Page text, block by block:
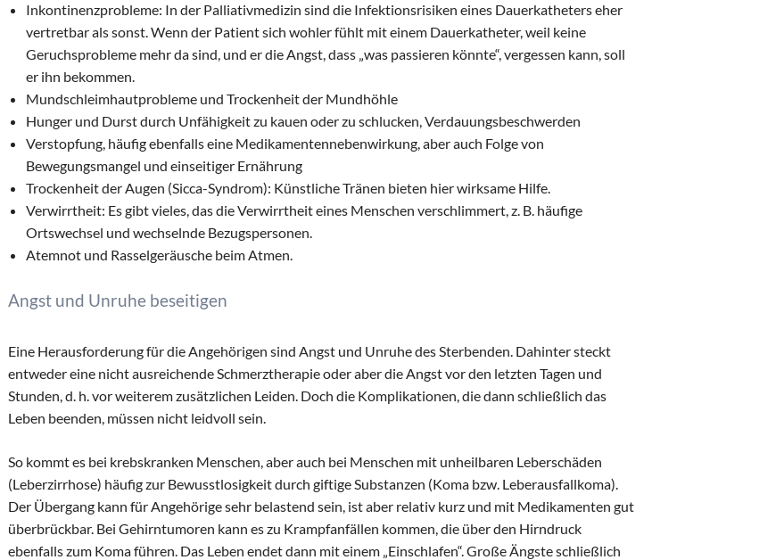
Inkontinenzprobleme: In der Palliativmedizin sind die Infektionsrisiken eines Dauerkatheters eher
vertretbar als sonst. Wenn der Patient sich wohler fühlt mit einem Dauerkatheter, weil keine
Geruchsprobleme mehr da sind, und er die Angst, dass „was passieren könnte“, vergessen kann, soll
er ihn bekommen.
Mundschleimhautprobleme und Trockenheit der Mundhöhle
Hunger und Durst durch Unfähigkeit zu kauen oder zu schlucken, Verdauungsbeschwerden
Verstopfung, häufig ebenfalls eine Medikamentennebenwirkung, aber auch Folge von
Bewegungsmangel und einseitiger Ernährung
Trockenheit der Augen (Sicca-Syndrom): Künstliche Tränen bieten hier wirksame Hilfe.
Verwirrtheit: Es gibt vieles, das die Verwirrtheit eines Menschen verschlimmert, z. B. häufige
Ortswechsel und wechselnde Bezugspersonen.
Atemnot und Rasselgeräusche beim Atmen.
Angst und Unruhe beseitigen
Eine Herausforderung für die Angehörigen sind Angst und Unruhe des Sterbenden. Dahinter steckt
entweder eine nicht ausreichende Schmerztherapie oder aber die Angst vor den letzten Tagen und
Stunden, d. h. vor weiterem zusätzlichen Leiden. Doch die Komplikationen, die dann schließlich das
Leben beenden, müssen nicht leidvoll sein.
So kommt es bei krebskranken Menschen, aber auch bei Menschen mit unheilbaren Leberschäden
(Leberzirrhose) häufig zur Bewusstlosigkeit durch giftige Substanzen (Koma bzw. Leberausfallkoma).
Der Übergang kann für Angehörige sehr belastend sein, ist aber relativ kurz und mit Medikamenten gut
überbrückbar. Bei Gehirntumoren kann es zu Krampfanfällen kommen, die über den Hirndruck
ebenfalls zum Koma führen. Das Leben endet dann mit einem „Einschlafen“. Große Ängste schließlich